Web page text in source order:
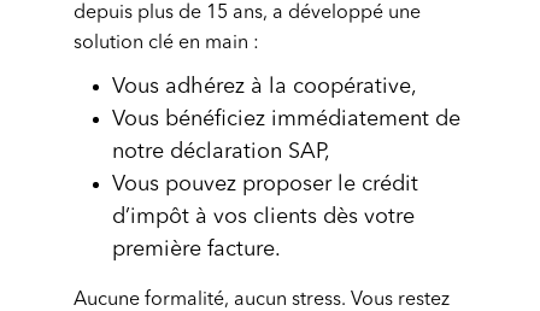
depuis plus de 15 ans, a développé une
solution clé en main :
Vous adhérez à la coopérative,
Vous bénéficiez immédiatement de
notre déclaration SAP,
Vous pouvez proposer le crédit
d’impôt à vos clients dès votre
première facture.
Aucune formalité, aucun stress. Vous restez